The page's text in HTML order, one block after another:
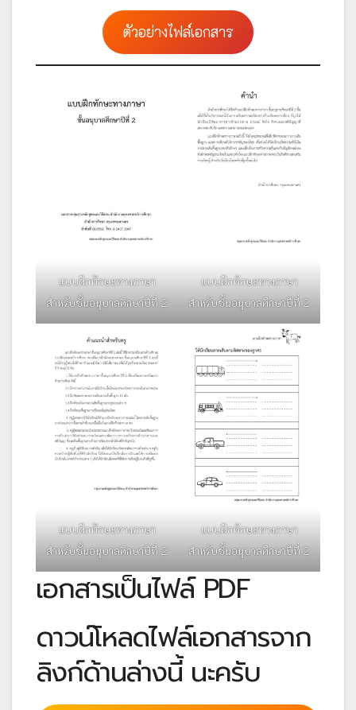
ตัวอย่างไฟล์เอกสาร
แบบฝึกทักษะทางภาษา
สำหรับชั้นอนุบาลศึกษาปีที่ 2
แบบฝึกทักษะทางภาษา
สำหรับชั้นอนุบาลศึกษาปีที่ 2
แบบฝึกทักษะทางภาษา
สำหรับชั้นอนุบาลศึกษาปีที่ 2
แบบฝึกทักษะทางภาษา
สำหรับชั้นอนุบาลศึกษาปีที่ 2
เอกสารเป็นไฟล์ PDF
ดาวน์โหลดไฟล์เอกสารจาก
ลิงก์ด้านล่างนี้ นะครับ